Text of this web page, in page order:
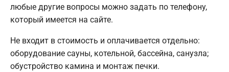
любые другие вопросы можно задать по телефону,
который имеется на сайте.
Не входит в стоимость и оплачивается отдельно:
оборудование сауны, котельной, бассейна, санузла;
обустройство камина и монтаж печки.